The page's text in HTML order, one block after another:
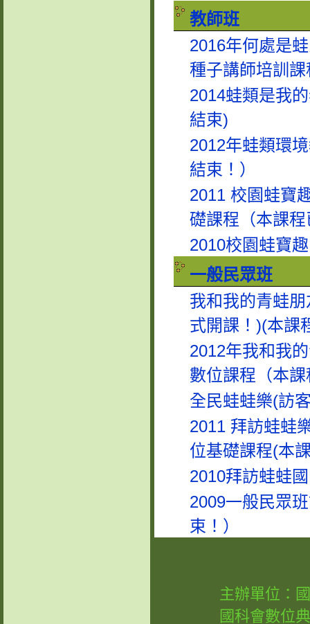
教師班
2016年何處是
種子講師培訓
2014蛙類是我
結束)
2012年蛙類環
結束！）
2011 校園蛙寶
礎課程（本課
2010校園蛙寶
一般民眾班
我和我的青蛙
式開課！)(本課
2012年我和我
數位課程（本
全民蛙蛙樂(訪
2011 拜訪蛙蛙
位基礎課程(本
2010拜訪蛙蛙
2009一般民眾
束！）
主辦單位：
國科會數位